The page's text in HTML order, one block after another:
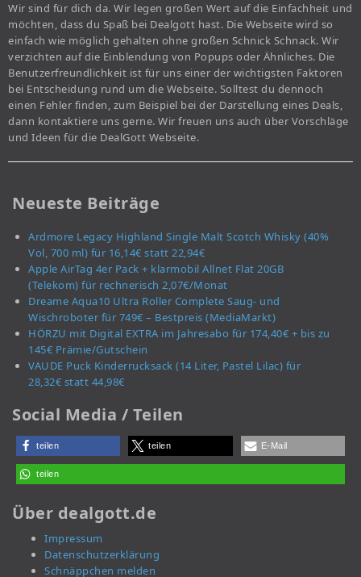
Wir sind für dich da. Wir legen großen Wert auf die Einfachheit und
möchten, dass du Spaß bei Dealgott hast. Die Webseite wird so
einfach wie möglich gehalten ohne großen Schnick Schnack. Wir
verzichten auf die Einblendung von Popups oder Ähnliches. Die
Benutzerfreundlichkeit ist für uns einer der wichtigsten Faktoren
bei Entscheidung rund um die Webseite. Solltest du dennoch
einen Fehler finden, zum Beispiel bei der Darstellung eines Deals,
dann kontaktiere uns gerne. Wir freuen uns auch über Vorschläge
und Ideen für die DealGott Webseite.
Neueste Beiträge
Ardmore Legacy Highland Single Malt Scotch Whisky (40%
Vol, 700 ml) für 16,14€ statt 22,94€
Apple AirTag 4er Pack + klarmobil Allnet Flat 20GB
(Telekom) für rechnerisch 2,07€/Monat
Dreame Aqua10 Ultra Roller Complete Saug- und
Wischroboter für 749€ – Bestpreis (MediaMarkt)
HÖRZU mit Digital EXTRA im Jahresabo für 174,40€ + bis zu
145€ Prämie/Gutschein
VAUDE Puck Kinderrucksack (14 Liter, Pastel Lilac) für
28,32€ statt 44,98€
Social Media / Teilen
teilen teilen E-Mail
teilen
Über dealgott.de
Impressum
Datenschutzerklärung
Schnäppchen melden